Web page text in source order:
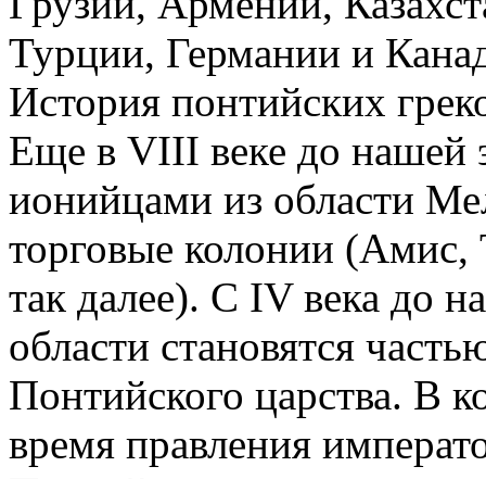
Турции, Германии и
История понтийских
Еще в VIII веке до нашей
ионийцами из области
торговые колонии
так далее). С IV века до
области становятся
Понтийского царства. В
время правления